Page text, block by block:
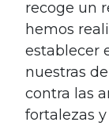
recoge un
hemos
establecer
nuestras
contra las
fortalezas